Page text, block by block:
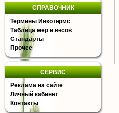
СПРАВОЧНИК
Термины Инкотермс
Таблица мер и весов
Стандарты
Прочее
СЕРВИС
Реклама на сайте
Личный кабинет
Контакты